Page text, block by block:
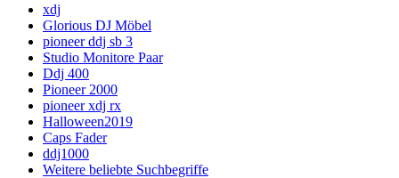
xdj
Glorious DJ Möbel
pioneer ddj sb 3
Studio Monitore Paar
Ddj 400
Pioneer 2000
pioneer xdj rx
Halloween2019
Caps Fader
ddj1000
Weitere beliebte Suchbegriffe